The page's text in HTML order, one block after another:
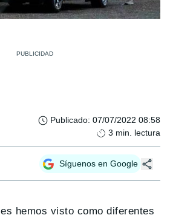
Publicado: 07/07/2022 08:58
3 min. lectura
Síguenos en Google
hemos visto como diferentes